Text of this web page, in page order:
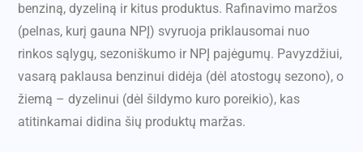
benziną, dyzeliną ir kitus produktus. Rafinavimo maržos
(pelnas, kurį gauna NPĮ) svyruoja priklausomai nuo
rinkos sąlygų, sezoniškumo ir NPĮ pajėgumų. Pavyzdžiui,
vasarą paklausa benzinui didėja (dėl atostogų sezono), o
žiemą – dyzelinui (dėl šildymo kuro poreikio), kas
atitinkamai didina šių produktų maržas.